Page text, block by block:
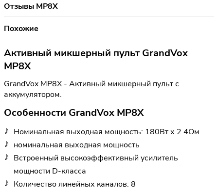
Отзывы MP8X
Похожие
Активный микшерный пульт GrandVox
MP8X
GrandVox MP8X - Активный микшерный пульт с
аккумулятором.
Особенности GrandVox MP8X
Номинальная выходная мощность: 180Вт х 2 4Ом
номинальная выходная мощность
Встроенный высокоэффективный усилитель
мощности D-класса
Количество линейных каналов: 8